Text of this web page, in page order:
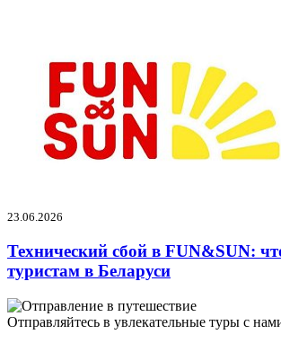
23.06.2026
Технический сбой в FUN&SUN:
туристам в Беларуси
Отправляйтесь в увлекательные туры с